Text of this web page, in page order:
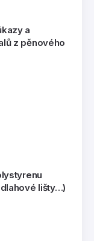
a
z pěnového
lišty…)